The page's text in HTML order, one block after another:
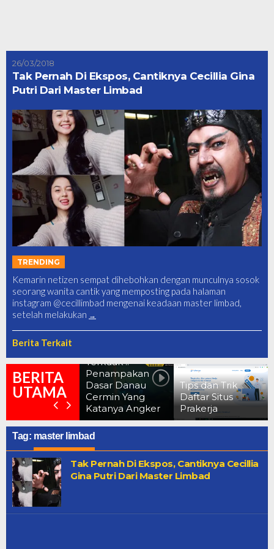
26/03/2018
Tak Pernah Di Ekspos, Cantiknya Cecillia Gina
Putri Dari Master Limbad
TRENDING
Kemarin netizen sempat dihebohkan dengan munculnya sosok
seorang wanita cantik yang memposting pada halaman
instagram @cecillimbad mengenai keadaan master limbad,
setelah melakukan
Berita Terkait
BERITA
UTAMA
Terkuak !!
Penampakan
Dasar Danau
Cermin Yang
Katanya Angker
Tips dan Trik
Daftar Situs
Prakerja
10 Foto
After
Corona
Tag: master limbad
Tak Pernah Di Ekspos, Cantiknya Cecillia
Gina Putri Dari Master Limbad